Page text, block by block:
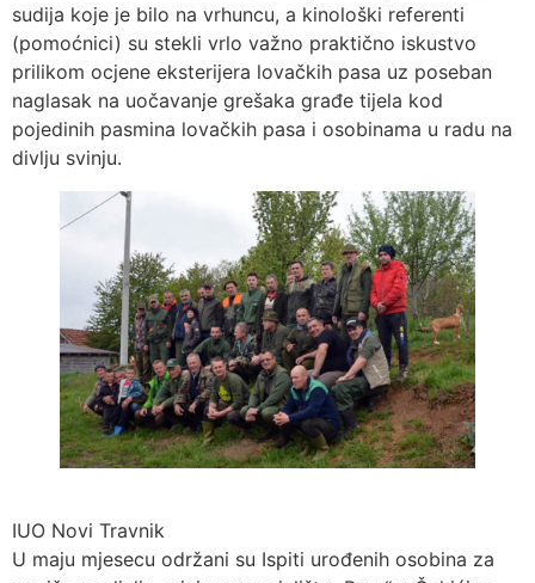
sudija koje je bilo na vrhuncu, a kinološki referenti
(pomoćnici) su stekli vrlo važno praktično iskustvo
prilikom ocjene eksterijera lovačkih pasa uz poseban
naglasak na uočavanje grešaka građe tijela kod
pojedinih pasmina lovačkih pasa i osobinama u radu na
divlju svinju.
IUO Novi Travnik
U maju mjesecu održani su Ispiti urođenih osobina za